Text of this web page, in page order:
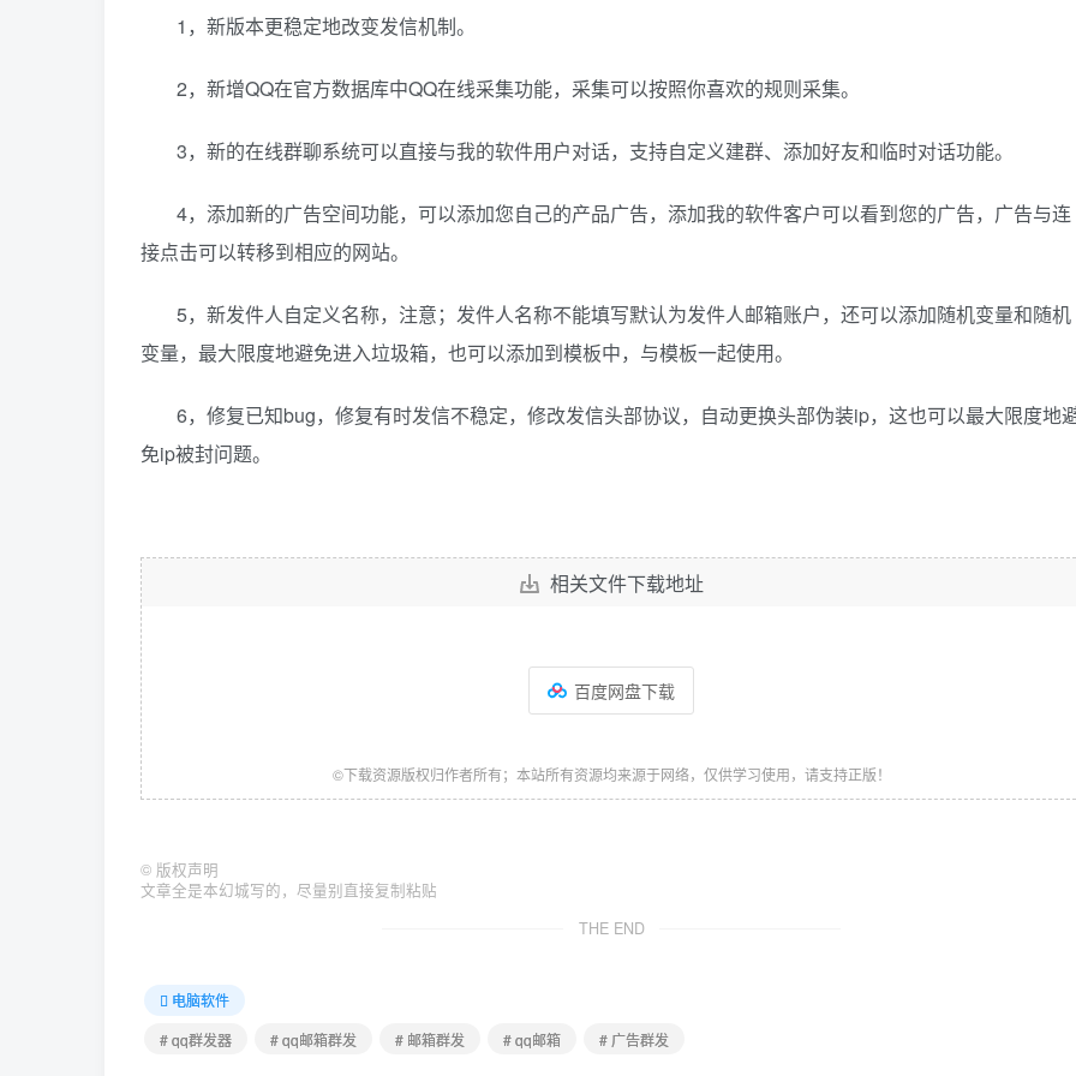
1，新版本更稳定地改变发信机制。
2，新增QQ在官方数据库中QQ在线采集功能，采集可以按照你喜欢的规则采集。
3，新的在线群聊系统可以直接与我的软件用户对话，支持自定义建群、添加好友和临时对话功能。
4，添加新的广告空间功能，可以添加您自己的产品广告，添加我的软件客户可以看到您的广告，广告与连
接点击可以转移到相应的网站。
5，新发件人自定义名称，注意；发件人名称不能填写默认为发件人邮箱账户，还可以添加随机变量和随机
变量，最大限度地避免进入垃圾箱，也可以添加到模板中，与模板一起使用。
6，修复已知bug，修复有时发信不稳定，修改发信头部协议，自动更换头部伪装ip，这也可以最大限度地
免ip被封问题。
相关文件下载地址
百度网盘下载
©下载资源版权归作者所有；本站所有资源均来源于网络，仅供学习使用，请支持正版！
© 版权声明
文章全是本幻城写的，尽量别直接复制粘贴
THE END
电脑软件
# qq群发器
# qq邮箱群发 # 邮箱群发 # qq邮箱 # 广告群发